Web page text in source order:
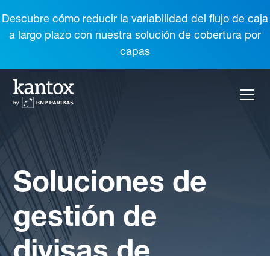
Descubre cómo reducir la variabilidad del flujo de caja
a largo plazo con nuestra solución de cobertura por
capas
Soluciones de
gestión de